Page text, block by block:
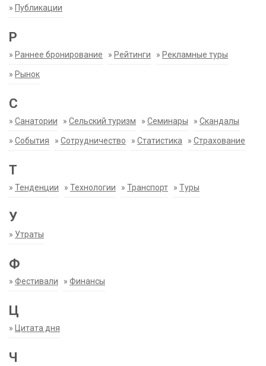
» Публикации
Р
» Раннее бронирование » Рейтинги » Рекламные туры
» Рынок
С
» Санатории » Сельский туризм » Семинары » Скандалы
» События » Сотрудничество » Статистика » Страхование
Т
» Тенденции » Технологии » Транспорт » Туры
У
» Утраты
Ф
» Фестивали » Финансы
Ц
» Цитата дня
Ч